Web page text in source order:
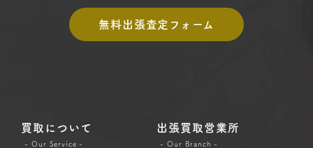
無料出張査定フォーム
買取について
- Our Service -
出張買取営業所
- Our Branch -